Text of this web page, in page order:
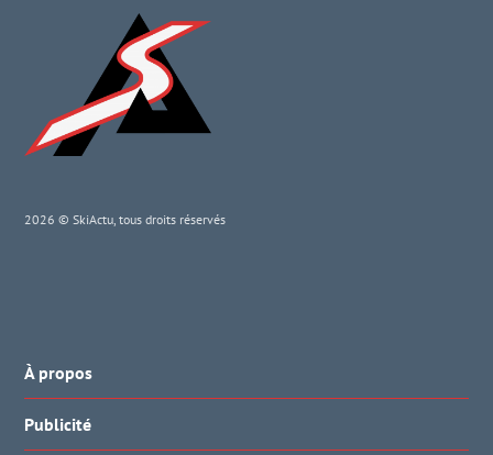
2026 © SkiActu, tous droits réservés
À propos
Publicité